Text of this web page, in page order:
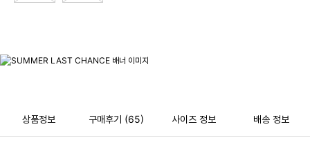
상품정보 구매후기 (65) 사이즈 정보 배송 정보